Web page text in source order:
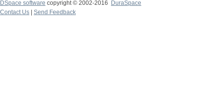
DSpace software copyright © 2002-2016
DuraSpace
Contact Us
Send Feedback